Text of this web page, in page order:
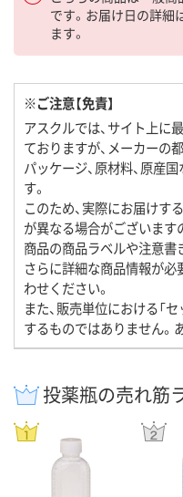
です。お届け日の詳細
ます。
※ご注意【免責】
アスクルでは、サイト上に
ておりますが、メーカーの都
パッケージ、原材料、原産
す。
このため、実際にお届けす
が異なる場合がございます
商品の商品ラベルや注意書
さらに詳細な商品情報が必
わせください。
また、販売単位における「
するものではありません。
投薬瓶の売れ筋